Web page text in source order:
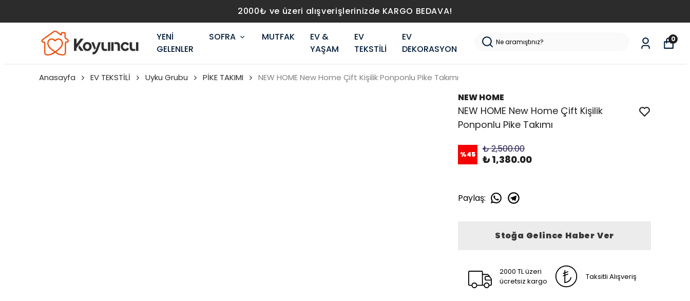
2000₺ ve üzeri alışverişlerinizde KARGO BEDAVA!
YENİ
GELENLER
SOFRA MUTFAK
EV &
YAŞAM
EV
TEKSTİLİ
EV
DEKORASYON
0
Anasayfa EV TEKSTİLİ Uyku Grubu PİKE TAKIMI NEW HOME New Home Çift Kişilik Ponponlu Pike Takımı
NEW HOME
NEW HOME New Home Çift Kişilik
Ponponlu Pike Takımı
%45 ₺ 2,500.00
₺ 1,380.00
Paylaş:
Stoğa Gelince Haber Ver
2000 TL üzeri
ücretsiz kargo
Taksitli Alışveriş